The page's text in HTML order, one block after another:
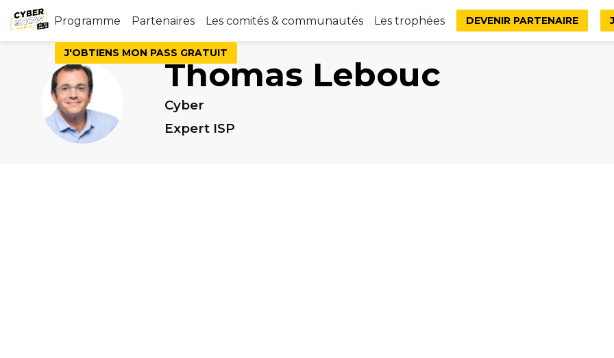
Programme Partenaires Les comités & communautés Les trophées DEVENIR PARTENAIRE
J'OBTIENS MON PASS GRATUIT
TL
Thomas Lebouc
Cyber
Expert ISP